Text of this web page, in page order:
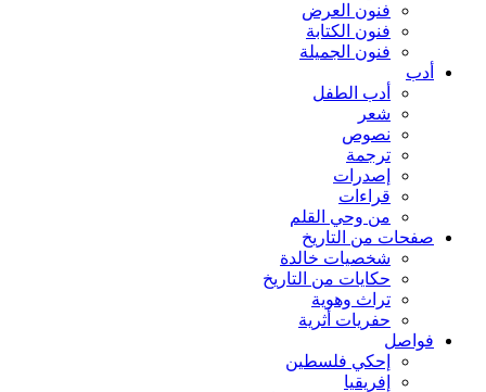
فنون العرض
فنون الكتابة
فنون الجميلة
أدب
أدب الطفل
شعر
نصوص
ترجمة
إصدرات
قراءات
من وحي القلم
صفحات من التاريخ
شخصيات خالدة
حكايات من التاريخ
تراث وهوية
حفريات أثرية
فواصل
إحكي فلسطين
إفريقيا